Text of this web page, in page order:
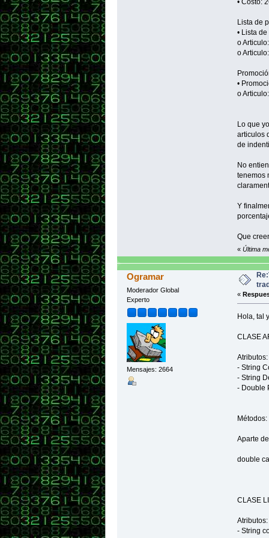
• Costo:
Lista de
• Lista
o
o
•
o
Lo que
articulos
de
No
tenemos
Y
Que
« Última
Ogramar
Moderador Global
Experto
Mensajes: 2664
«
Hola, tal
CLASE
Atributos:
- String
- String
- Double
Métodos:
Aparte
double
CLASE
Atributos:
- String